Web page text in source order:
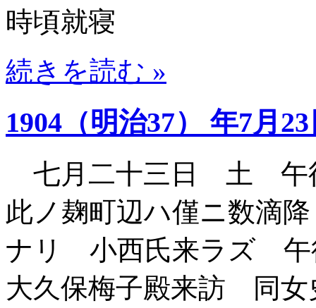
時頃就寝
続きを読む »
1904（明治37） 年7月
七月二十三日 土 午
此ノ麹町辺ハ僅ニ数滴
ナリ 小西氏来ラズ 午
大久保梅子殿来訪 同女